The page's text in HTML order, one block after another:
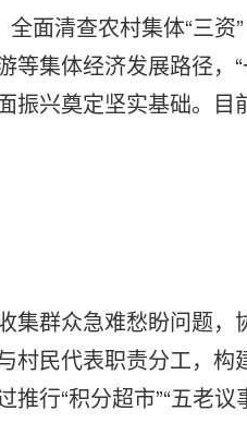
面清查农村集体“三
集体经济发展路径，
兴奠定坚实基础。
群众急难愁盼问题
村民代表职责分工，
行“积分超市”“五老